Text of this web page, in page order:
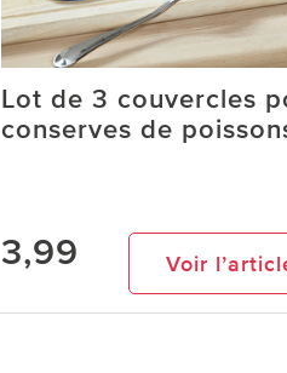
Lot de 3 couvercles
conserves de
3,99 Voir